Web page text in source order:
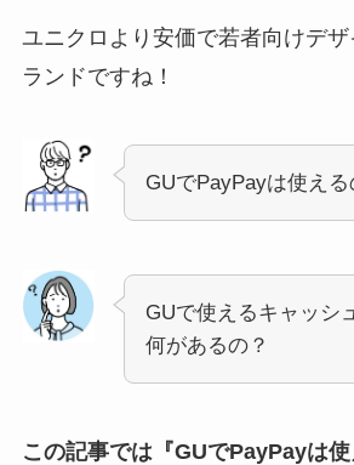
ユニクロより安価で若者向けデ
ランドですね！
GUでPayPayは使える
GUで使えるキャッシ
何があるの？
この記事では『GUでPayPayは